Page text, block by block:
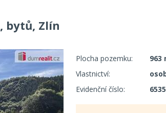
bytů, Zlín
Plocha pozemku: 963
Vlastnictví:
Evidenční číslo: